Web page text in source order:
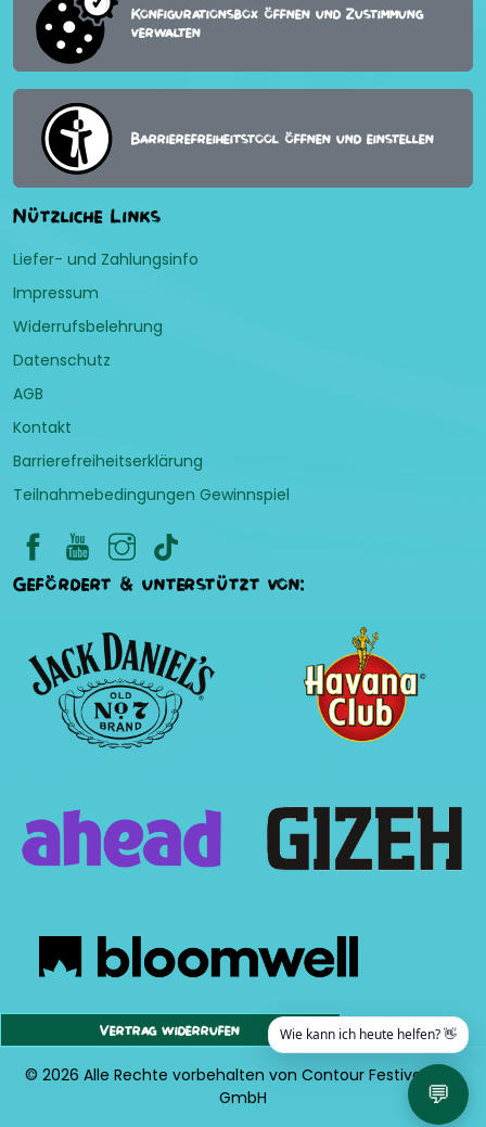
Konfigurationsbox öffnen und Zustimmung
verwalten
Barrierefreiheitstool öffnen und einstellen
Nützliche Links
Liefer- und Zahlungsinfo
Impressum
Widerrufsbelehrung
Datenschutz
AGB
Kontakt
Barrierefreiheitserklärung
Teilnahmebedingungen Gewinnspiel
Gefördert & unterstützt von:
Vertrag widerrufen
© 2026 Alle Rechte vorbehalten von Contour Festival Org.
GmbH
💬
Wie kann ich heute helfen? 👋